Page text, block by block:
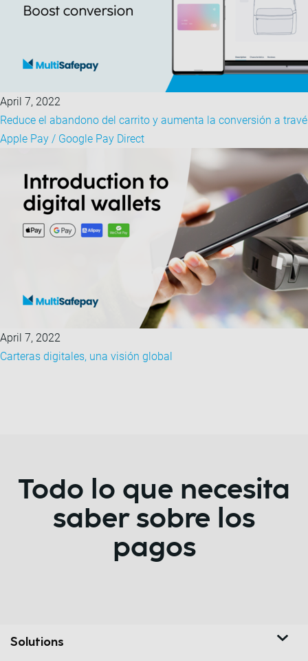
April 7, 2022
Reduce el abandono del carrito y aumenta la conversión a
Apple Pay / Google Pay Direct
April 7, 2022
Carteras digitales, una visión global
Todo lo que necesita
saber sobre los
pagos
Solutions